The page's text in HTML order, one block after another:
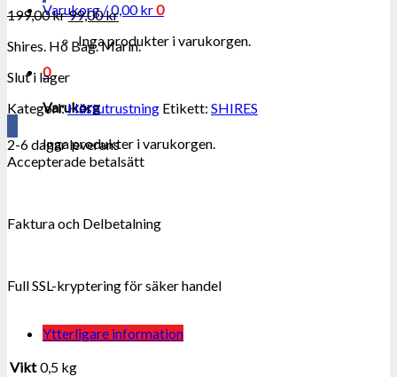
Varukorg /0,00kr0
Inga produkter i varukorgen.
0
Varukorg
Inga produkter i varukorgen.
199,00kr99,00kr
Shires. Hö Bag. Marin.
Slut i lager
Kategori:Hästutrustning Etikett: SHIRES
2-6 dagar leverans
Accepterade betalsätt
Faktura och Delbetalning
Full SSL-kryptering för säker handel
Ytterligare information
Vikt 0,5 kg